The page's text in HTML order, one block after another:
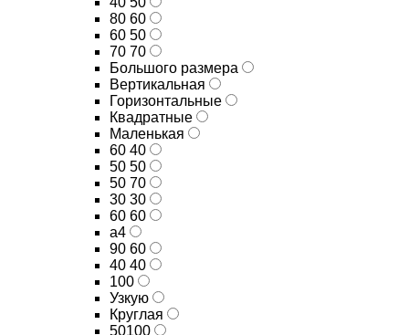
80 60
60 50
70 70
Большого размера
Вертикальная
Горизонтальные
Квадратные
Маленькая
60 40
50 50
50 70
30 30
60 60
а4
90 60
40 40
100
Узкую
Круглая
50100